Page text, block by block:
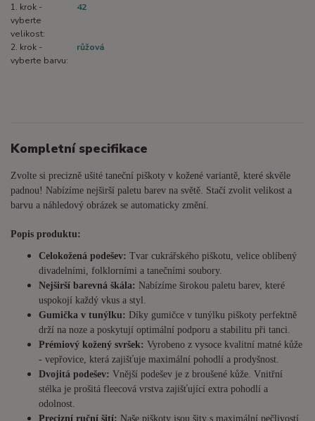
1. krok -
vyberte
velikost:
42
2. krok -
vyberte barvu:
růžová
Kompletní specifikace
Zvolte si precizně ušité taneční piškoty v kožené variantě, které skvěle
padnou! Nabízíme nejširší paletu barev na světě. Stačí zvolit velikost a
barvu a náhledový obrázek se automaticky změní.
Popis produktu:
Celokožená podešev: Tvar cukrářského piškotu, velice oblíbený
divadelními, folklorními a tanečními soubory.
Nejširší barevná škála: Nabízíme širokou paletu barev, které
uspokojí každý vkus a styl.
Gumička v tunýlku: Díky gumičce v tunýlku piškoty perfektně
drží na noze a poskytují optimální podporu a stabilitu při tanci.
Prémiový kožený svršek: Vyrobeno z vysoce kvalitní matné kůže
- vepřovice, která zajišťuje maximální pohodlí a prodyšnost.
Dvojitá podešev: Vnější podešev je z broušené kůže. Vnitřní
stélka je prošitá fleecová vrstva zajišťující extra pohodlí a
odolnost.
Precizní ruční šití: Naše piškoty jsou šity s maximální pečlivostí